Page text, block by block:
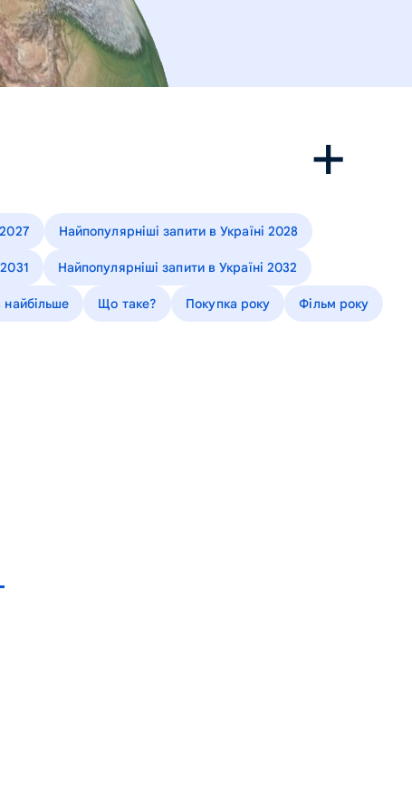
Найпопулярніші запити в Україні 2028
Найпопулярніші запити в Україні 2032
найбільше Що таке? Покупка року Фільм року